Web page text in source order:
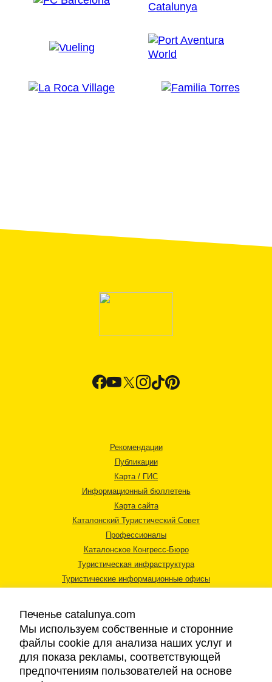
Рекомендации
Публикации
Карта / ГИС
Информационный бюллетень
Карта сайта
Каталонский Туристический Совет
Профессионалы
Каталонское Конгресс-Бюро
Туристическая инфраструктура
Туристические информационные офисы
Правовая информация
Печенье catalunya.com
Мы используем собственные и сторонние
файлы cookie для анализа наших услуг и
для показа рекламы, соответствующей
предпочтениям пользователей на основе